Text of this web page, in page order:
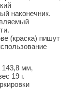
наконечник.
(краска) пишут
143,8 мм,
19 г.